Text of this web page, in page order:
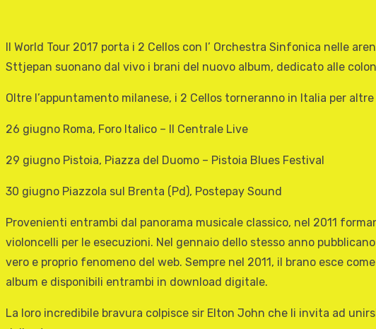
Il World Tour 2017 porta i 2 Cellos con l’ Orchestra Sinfonica nelle
Sttjepan suonano dal vivo i brani del nuovo album, dedicato alle
Oltre l’appuntamento milanese, i 2 Cellos torneranno in Italia per
26 giugno Roma, Foro Italico – Il Centrale Live
29 giugno Pistoia, Piazza del Duomo – Pistoia Blues Festival
30 giugno Piazzola sul Brenta (Pd), Postepay Sound
Provenienti entrambi dal panorama musicale classico, nel 2011
violoncelli per le esecuzioni. Nel gennaio dello stesso anno
vero e proprio fenomeno del web. Sempre nel 2011, il brano esce
album e disponibili entrambi in download digitale.
La loro incredibile bravura colpisce sir Elton John che li invita ad